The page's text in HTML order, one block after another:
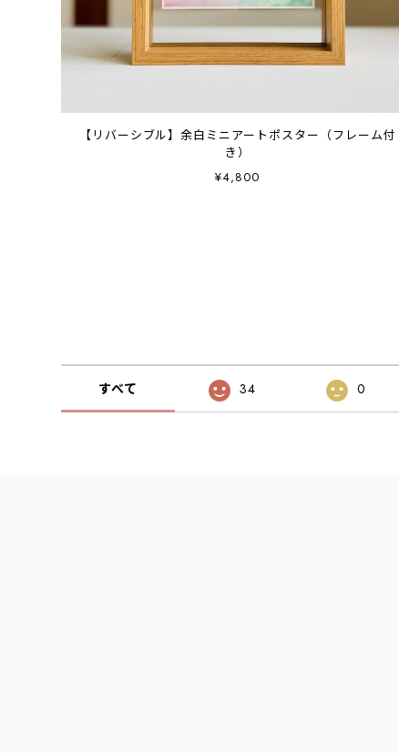
【リバーシブル】余白ミニアートポスター（フレーム付
き）
¥4,800
すべて 34 0